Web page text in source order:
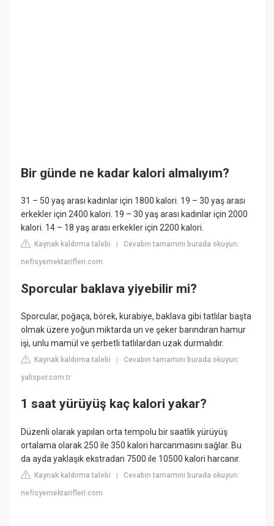
Bir günde ne kadar kalori almalıyım?
31 – 50 yaş arası kadınlar için 1800 kalori. 19 – 30 yaş arası
erkekler için 2400 kalori. 19 – 30 yaş arası kadınlar için 2000
kalori. 14 – 18 yaş arası erkekler için 2200 kalori.
Kaynak kaldırma talebi |Cevabın tamamını burada okuyun:
nefisyemektarifleri.com
Sporcular baklava yiyebilir mi?
Sporcular, poğaça, börek, kurabiye, baklava gibi tatlılar başta
olmak üzere yoğun miktarda un ve şeker barındıran hamur
işi, unlu mamül ve şerbetli tatlılardan uzak durmalıdır.
Kaynak kaldırma talebi |Cevabın tamamını burada okuyun:
yalispor.com.tr
1 saat yürüyüş kaç kalori yakar?
Düzenli olarak yapılan orta tempolu bir saatlik yürüyüş
ortalama olarak 250 ile 350 kalori harcanmasını sağlar. Bu
da ayda yaklaşık ekstradan 7500 ile 10500 kalori harcanır.
Kaynak kaldırma talebi |Cevabın tamamını burada okuyun:
nefisyemektarifleri.com